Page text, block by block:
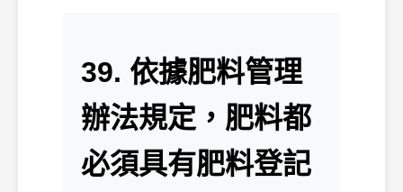
39. 依據肥料管理
辦法規定，肥料都
必須具有肥料登記